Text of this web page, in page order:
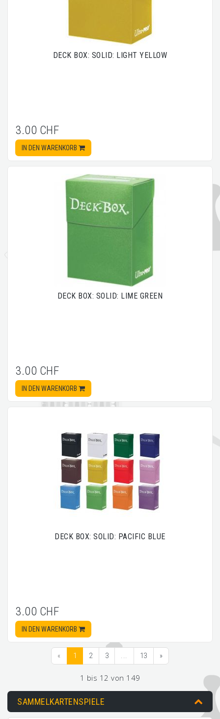
DECK BOX: SOLID: LIGHT YELLOW
3.00 CHF
IN DEN WARENKORB
DECK BOX: SOLID: LIME GREEN
3.00 CHF
IN DEN WARENKORB
DECK BOX: SOLID: PACIFIC BLUE
3.00 CHF
IN DEN WARENKORB
« 1 2 3 ... 13 »
1 bis 12 von 149
SAMMELKARTENSPIELE